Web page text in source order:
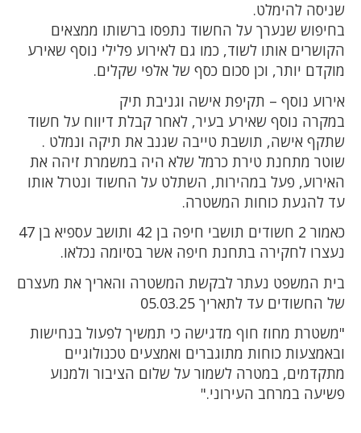
שניסה להימלט.
בחיפוש שנערך על החשוד נתפסו ברשותו ממצאים
הקושרים אותו לשוד, כמו גם לאירוע פלילי נוסף שאירע
מוקדם יותר, וכן סכום כסף של אלפי שקלים.
אירוע נוסף – תקיפת אישה וגניבת תיק
במקרה נוסף שאירע בעיר, לאחר קבלת דיווח על חשוד
שתקף אישה, תושבת טייבה שגנב את תיקה ונמלט .
שוטר מתחנת טירת כרמל שלא היה במשמרת זיהה את
האירוע, פעל במהירות, השתלט על החשוד ונטרל אותו
עד להגעת כוחות המשטרה.
כאמור 2 חשודים תושבי חיפה בן 42 ותושב עספיא בן 47
נעצרו לחקירה בתחנת חיפה אשר בסיומה נכלאו.
בית המשפט נעתר לבקשת המשטרה והאריך את מעצרם
של החשודים עד לתאריך 05.03.25
"משטרת מחוז חוף מדגישה כי תמשיך לפעול בנחישות
ובאמצעות כוחות מתוגברים ואמצעים טכנולוגיים
מתקדמים, במטרה לשמור על שלום הציבור ולמנוע
פשיעה במרחב העירוני."